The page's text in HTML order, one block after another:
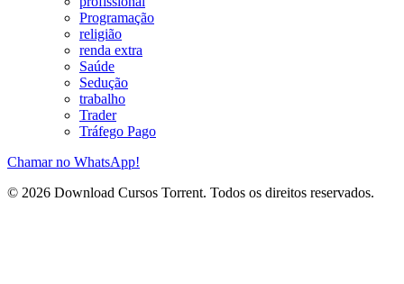
Programação
religião
renda extra
Saúde
Sedução
trabalho
Trader
Tráfego Pago
Chamar no WhatsApp!
© 2026 Download Cursos Torrent. Todos os direitos reservados.